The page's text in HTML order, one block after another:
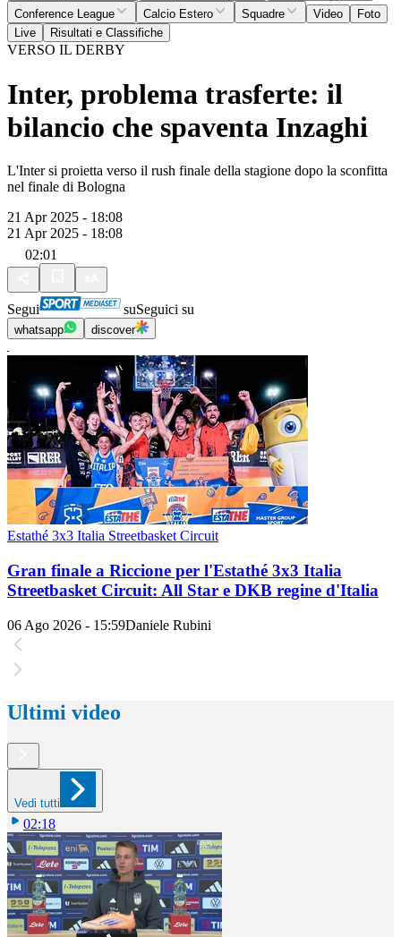
Conference League
Calcio Estero Squadre Video
Foto
Live
Risultati e Classifiche
VERSO IL DERBY
Inter, problema trasferte: il
bilancio che spaventa Inzaghi
L'Inter si proietta verso il rush finale della stagione dopo la sconfitta
nel finale di Bologna
21 Apr 2025 - 18:08
21 Apr 2025 - 18:08
02:01
Segui suSeguici su
whatsapp discover
Estathé 3x3 Italia Streetbasket Circuit
Gran finale a Riccione per l'Estathé 3x3 Italia
Streetbasket Circuit: All Star e DKB regine d'Italia
06 Ago 2026 - 15:59Daniele Rubini
Ultimi video
Vedi tutti
02:18